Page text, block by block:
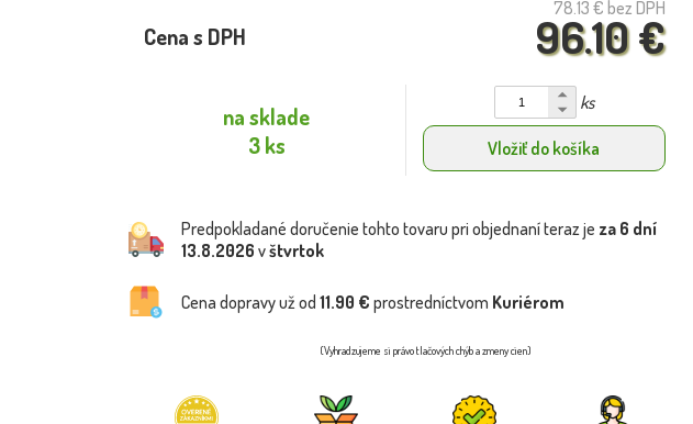
78.13 € bez DPH
96.10 €
Cena s DPH
na sklade
3 ks
ks
Vložiť do košíka
Predpokladané doručenie tohto tovaru pri objednaní teraz je za 6 dní
13.8.2026 vštvrtok
Cena dopravy už od11.90 € prostredníctvom Kuriérom
(Vyhradzujeme si právo tlačových chýb a zmeny cien)